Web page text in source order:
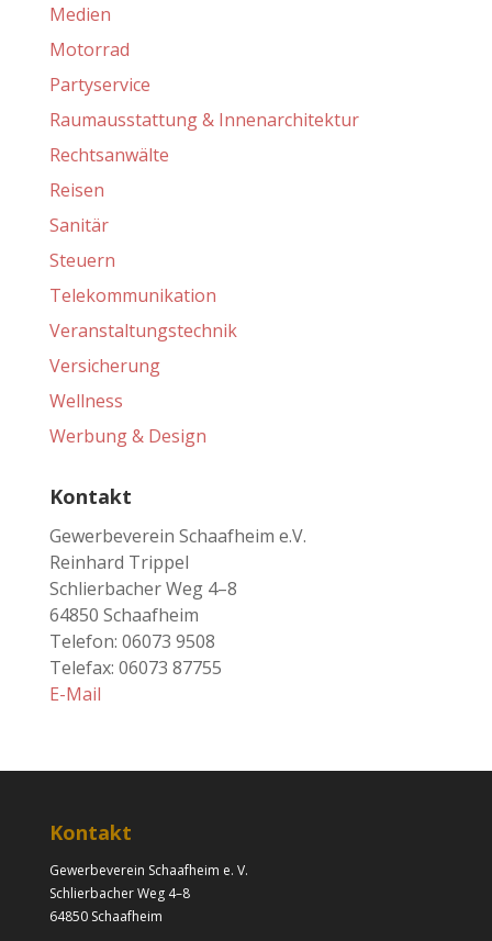
Medien
Motorrad
Partyservice
Raumausstattung & Innenarchitektur
Rechtsanwälte
Reisen
Sanitär
Steuern
Telekommunikation
Veranstaltungstechnik
Versicherung
Wellness
Werbung & Design
Kontakt
Gewerbeverein Schaafheim e.V.
Reinhard Trippel
Schlierbacher Weg 4–8
64850 Schaafheim
Telefon: 06073 9508
Telefax: 06073 87755
E-Mail
Kontakt
Gewerbeverein Schaafheim e. V.
Schlierbacher Weg 4–8
64850 Schaafheim